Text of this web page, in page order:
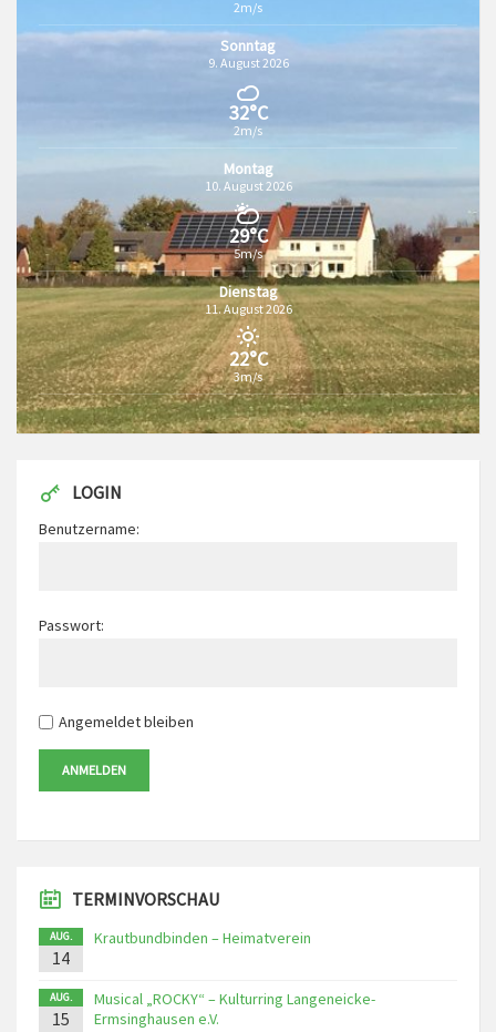
2m/s
Sonntag
9. August 2026
32°C
2m/s
Montag
10. August 2026
29°C
5m/s
Dienstag
11. August 2026
22°C
3m/s
LOGIN
Benutzername:
Passwort:
Angemeldet bleiben
ANMELDEN
TERMINVORSCHAU
AUG.
14
Krautbundbinden – Heimatverein
AUG.
15
Musical „ROCKY“ – Kulturring Langeneicke-
Ermsinghausen e.V.